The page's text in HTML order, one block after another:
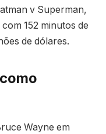
v Superman,
152 minutos de
de dólares.
Wayne em